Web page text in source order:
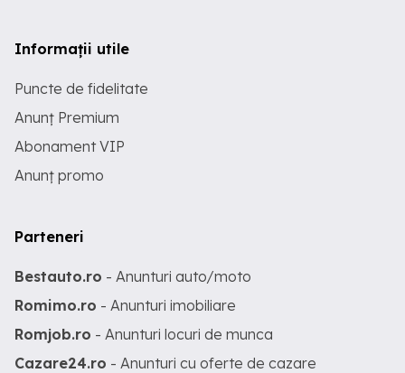
Informații utile
Puncte de fidelitate
Anunț Premium
Abonament VIP
Anunț promo
Parteneri
Bestauto.ro - Anunturi auto/moto
Romimo.ro - Anunturi imobiliare
Romjob.ro - Anunturi locuri de munca
Cazare24.ro - Anunturi cu oferte de cazare